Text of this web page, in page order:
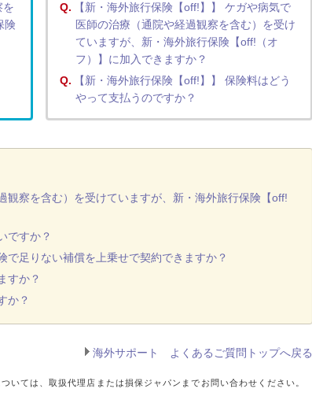
を
険
Q.
【新・海外旅行保険【off!】】 ケガや病気で
医師の治療（通院や経過観察を含む）を受け
ていますが、新・海外旅行保険【off!（オ
フ）】に加入できますか？
Q.
【新・海外旅行保険【off!】】 保険料はどう
やって支払うのですか？
観察を含む）を受けていますが、新・海外旅行保険【off!
ですか？
で足りない補償を上乗せで契約できますか？
すか？
か？
海外サポート よくあるご質問トップへ戻る
いては、取扱代理店または損保ジャパンまでお問い合わせください。